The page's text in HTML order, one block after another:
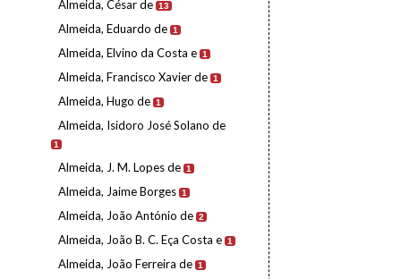
Almeida, César de 13
Almeida, Eduardo de 1
Almeida, Elvino da Costa e 1
Almeida, Francisco Xavier de 1
Almeida, Hugo de 1
Almeida, Isidoro José Solano de
1
Almeida, J. M. Lopes de 1
Almeida, Jaime Borges 1
Almeida, João António de 2
Almeida, João B. C. Eça Costa e 1
Almeida, João Ferreira de 1